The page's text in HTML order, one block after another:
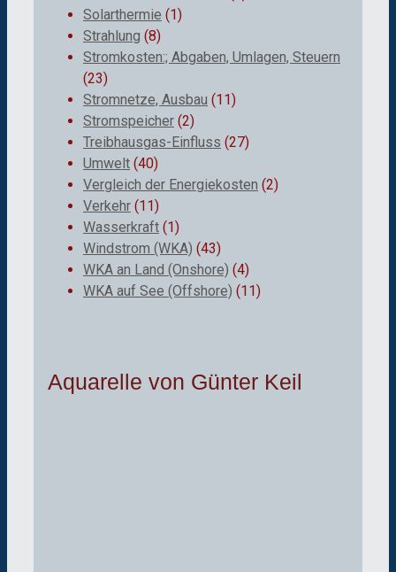
Solarthermie (1)
Strahlung (8)
Stromkosten:; Abgaben, Umlagen, Steuern
(23)
Stromnetze, Ausbau (11)
Stromspeicher (2)
Treibhausgas-Einfluss (27)
Umwelt (40)
Vergleich der Energiekosten (2)
Verkehr (11)
Wasserkraft (1)
Windstrom (WKA) (43)
WKA an Land (Onshore) (4)
WKA auf See (Offshore) (11)
Aquarelle von Günter Keil